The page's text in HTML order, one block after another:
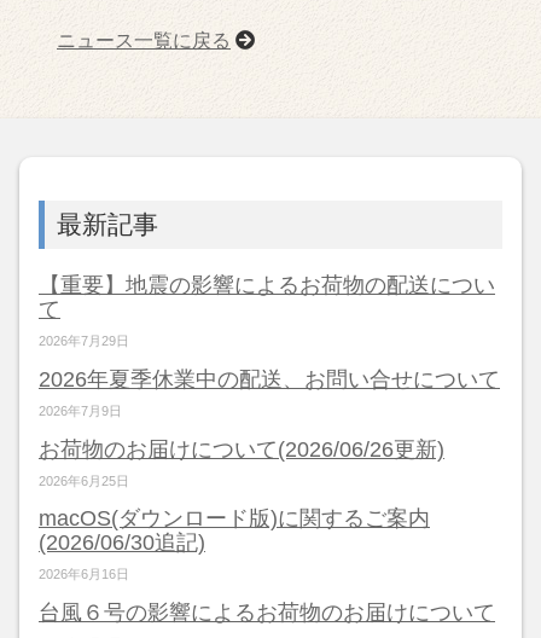
ニュース一覧に戻る
最新記事
【重要】地震の影響によるお荷物の配送につい
て
2026年7月29日
2026年夏季休業中の配送、お問い合せについて
2026年7月9日
お荷物のお届けについて(2026/06/26更新)
2026年6月25日
macOS(ダウンロード版)に関するご案内
(2026/06/30追記)
2026年6月16日
台風６号の影響によるお荷物のお届けについて